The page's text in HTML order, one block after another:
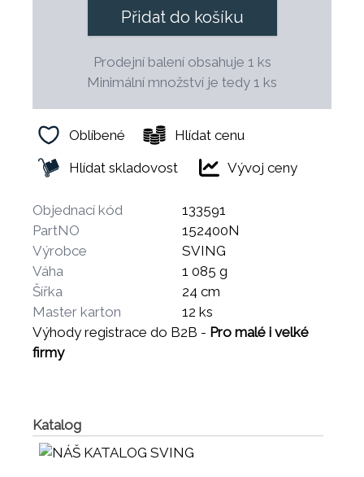
Přidat do košíku
Prodejní balení obsahuje 1 ks
Minimální množství je tedy 1 ks
Oblíbené
Hlídat cenu
Hlídat skladovost
Vývoj ceny
Objednací kód
133591
PartNO
152400N
Výrobce
SVING
Váha
1 085 g
Šířka
24 cm
Master karton
12 ks
Výhody registrace do B2B - Pro malé i velké
firmy
Katalog